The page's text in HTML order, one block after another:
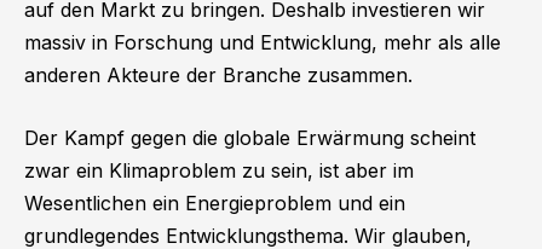
auf den Markt zu bringen. Deshalb investieren wir
massiv in Forschung und Entwicklung, mehr als alle
anderen Akteure der Branche zusammen.
Der Kampf gegen die globale Erwärmung scheint
zwar ein Klimaproblem zu sein, ist aber im
Wesentlichen ein Energieproblem und ein
grundlegendes Entwicklungsthema. Wir glauben,